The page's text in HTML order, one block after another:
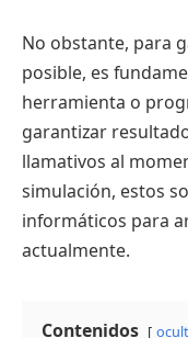
No obstante, para
posible, es
herramienta o
garantizar
llamativos al
simulación, estos
informáticos para
actualmente.
Contenidos